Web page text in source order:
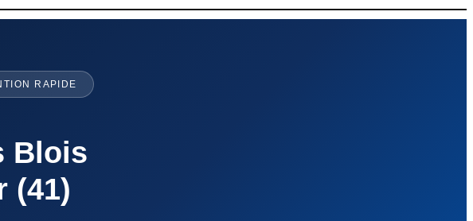
RAPIDE
Blois
(41)